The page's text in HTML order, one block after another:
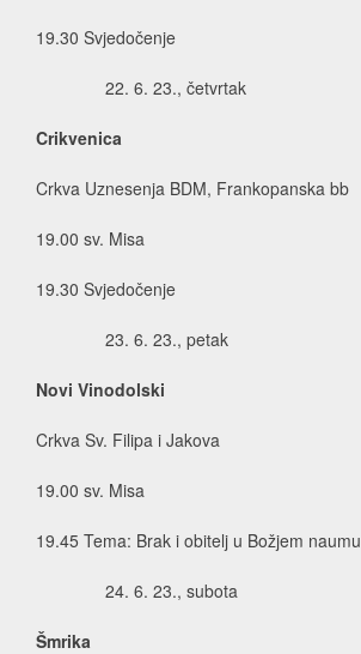
19.30 Svjedočenje
6. 23., četvrtak
Crikvenica
Crkva Uznesenja BDM, Frankopanska bb
19.00 sv. Misa
19.30 Svjedočenje
6. 23., petak
Novi Vinodolski
Crkva Sv. Filipa i Jakova
19.00 sv. Misa
19.45 Tema: Brak i obitelj u Božjem naumu
6. 23., subota
Šmrika